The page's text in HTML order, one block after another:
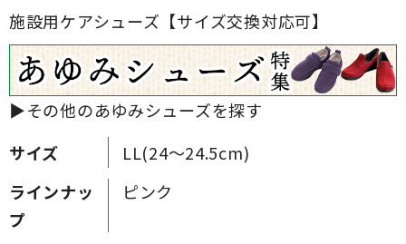
施設用ケアシューズ【サイズ交換対応可】
サイズ
LL(24～24.5cm)
ラインナッ
プ
ピンク
▶その他のあゆみシューズを探す